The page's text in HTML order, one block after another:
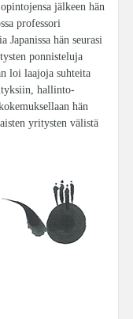
jälkeen hän
professori
Japanissa hän seurasi
ponnisteluja
loi laajoja suhteita
hallinto-
hän
yritysten välistä